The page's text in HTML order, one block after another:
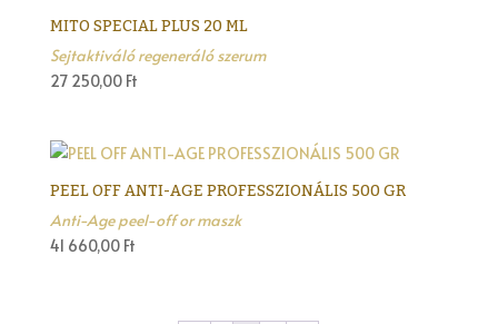
MITO SPECIAL PLUS 20 ML
Sejtaktiváló regeneráló szerum
27 250,00 Ft
PEEL OFF ANTI-AGE PROFESSZIONÁLIS 500 GR
Anti-Age peel-off or maszk
41 660,00 Ft